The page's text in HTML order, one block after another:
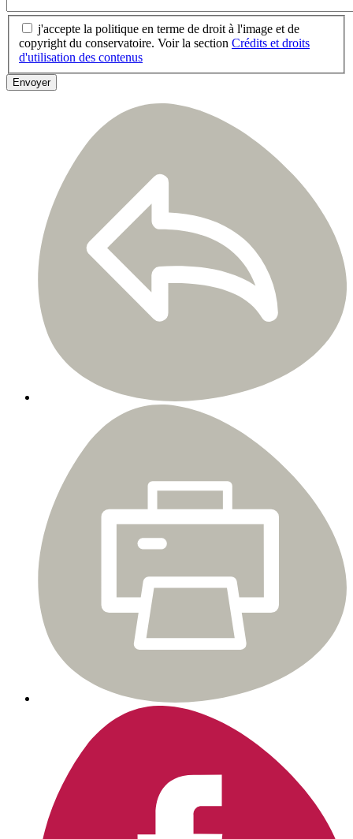
j'accepte la politique en terme de droit à l'image et de
copyright du conservatoire. Voir la section Crédits et droits
d'utilisation des contenus